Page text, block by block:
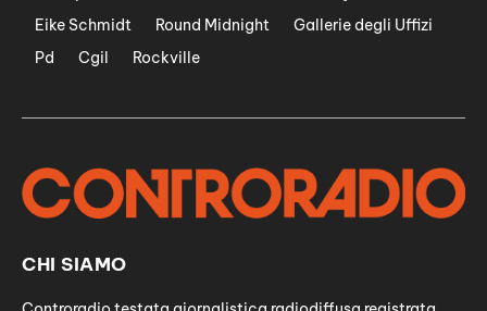
Eike Schmidt
Round Midnight
Gallerie degli Uffizi
Pd
Cgil Rockville
CHI SIAMO